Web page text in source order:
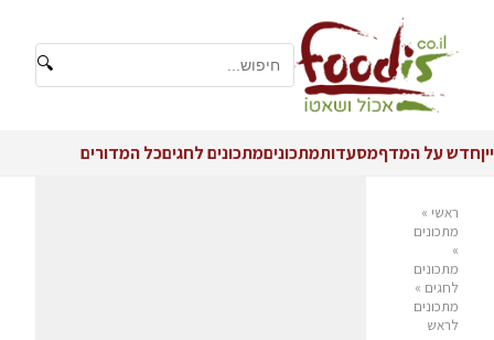
🔍
ייןחדש על המדףמסעדותמתכוניםמתכונים לחגיםכל המדורים
ראשי »
מתכונים
»
מתכונים
לחגים »
מתכונים
לראש